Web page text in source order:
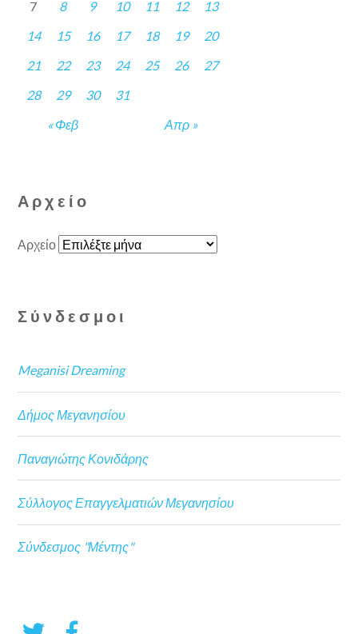
« Φεβ Απρ »
7
8 9 10 11 12
13
14
15 16 17 18 19
20
21
22 23 24 25 26
27
28
29 30 31
Αρχείο
Αρχείο
Σύνδεσμοι
Meganisi Dreaming
Δήμος Μεγανησίου
Παναγιώτης Κονιδάρης
Σύλλογος Επαγγελματιών Μεγανησίου
Σύνδεσμος "Μέντης"